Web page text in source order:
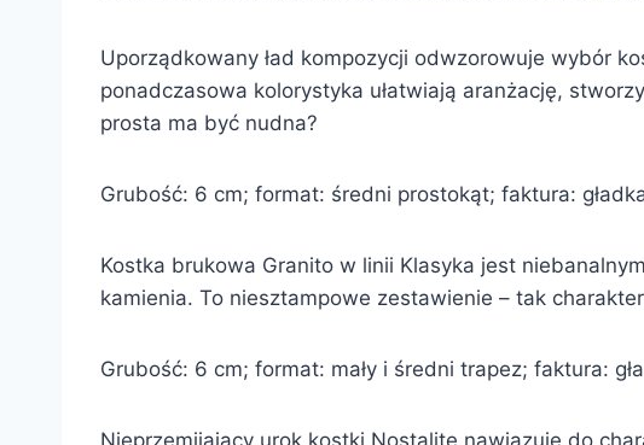
Uporządkowany ład kompozycji odwzorowuje wybór
ponadczasowa kolorystyka ułatwiają aranżację,
prosta ma być nudna?
Grubość: 6 cm; format: średni prostokąt; faktura:
Kostka brukowa Granito w linii Klasyka jest
kamienia. To niesztampowe zestawienie – tak
Grubość: 6 cm; format: mały i średni trapez; faktura:
Nieprzemijający urok kostki Nostalite nawiązuje do